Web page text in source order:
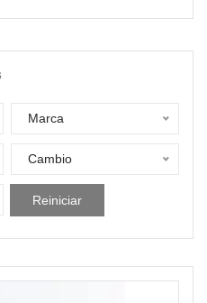
Marca
Cambio
Reiniciar